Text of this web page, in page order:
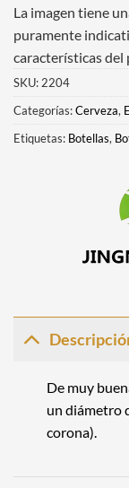
La imagen tiene
puramente
características
SKU:2204
Categorías:Cerveza,
Etiquetas: Botellas,
De muy
un diámetro
corona).